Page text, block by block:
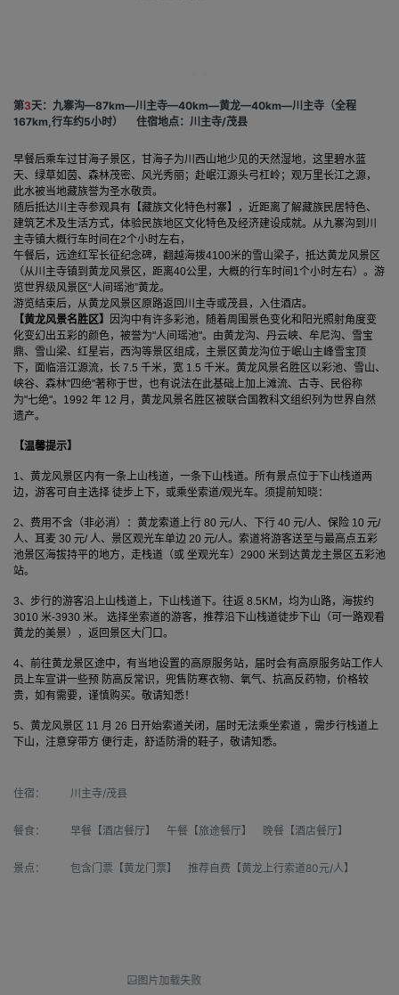
第3天：九寨沟—87km—川主寺—40km—黄龙—40km—川主寺（全程
167km,行车约5小时）
住宿地点：川主寺/茂县
早餐后乘车过甘海子景区，甘海子为川西山地少见的天然湿地，这里碧水蓝
天、绿草如茵、森林茂密、风光秀丽；赴岷江源头弓杠岭；观万里长江之源，
此水被当地藏族誉为圣水敬贡。
随后抵达川主寺参观具有【藏族文化特色村寨】，近距离了解藏族民居特色、
建筑艺术及生活方式，体验民族地区文化特色及经济建设成就。从九寨沟到川
主寺镇大概行车时间在2个小时左右，
午餐后，远途红军长征纪念碑，翻越海拨4100米的雪山梁子，抵达黄龙风景区
（从川主寺镇到黄龙风景区，距离40公里，大概的行车时间1个小时左右）。游
览世界级风景区“人间瑶池”黄龙。
游览结束后，从黄龙风景区原路返回川主寺或茂县，入住酒店。
【黄龙风景名胜区】
因沟中有许多彩池，随着周围景色变化和阳光照射角度变
化变幻出五彩的颜色，被誉为"人间瑶池"。由黄龙沟、丹云峡、牟尼沟、雪宝
鼎、雪山梁、红星岩，西沟等景区组成，主景区黄龙沟位于岷山主峰雪宝顶
下，面临涪江源流，长 7.5 千米，宽 1.5 千米。黄龙风景名胜区以彩池、雪山、
峡谷、森林"四绝"著称于世，也有说法在此基础上加上滩流、古寺、民俗称
为"七绝"。1992 年 12 月，黄龙风景名胜区被联合国教科文组织列为世界自然
遗产。
【温馨提示】
1、黄龙风景区内有一条上山栈道，一条下山栈道。所有景点位于下山栈道两
边，游客可自主选择 徒步上下，或乘坐索道/观光车。须提前知晓：
2、费用不含（非必消）：黄龙索道上行 80 元/人、下行 40 元/人、保险 10 元/
人、耳麦 30 元/ 人、景区观光车单边 20 元/人。索道将游客送至与最高点五彩
池景区海拔持平的地方，走栈道（或 坐观光车）2900 米到达黄龙主景区五彩池
站。
3、步行的游客沿上山栈道上，下山栈道下。往返 8.5KM，均为山路，海拔约
3010 米-3930 米。 选择坐索道的游客，推荐沿下山栈道徒步下山（可一路观看
黄龙的美景），返回景区大门口。
4、前往黄龙景区途中，有当地设置的高原服务站，届时会有高原服务站工作人
员上车宣讲一些预 防高反常识，兜售防寒衣物、氧气、抗高反药物，价格较
贵，如有需要，谨慎购买。敬请知悉！
5、黄龙风景区 11 月 26 日开始索道关闭，届时无法乘坐索道 ，需步行栈道上
下山，注意穿带方 便行走，舒适防滑的鞋子，敬请知悉。
住宿： 川主寺/茂县
餐食： 早餐【酒店餐厅】 午餐【旅途餐厅】 晚餐【酒店餐厅】
景点： 包含门票【黄龙门票】 推荐自费【黄龙上行索道80元/人】
图片加载失败